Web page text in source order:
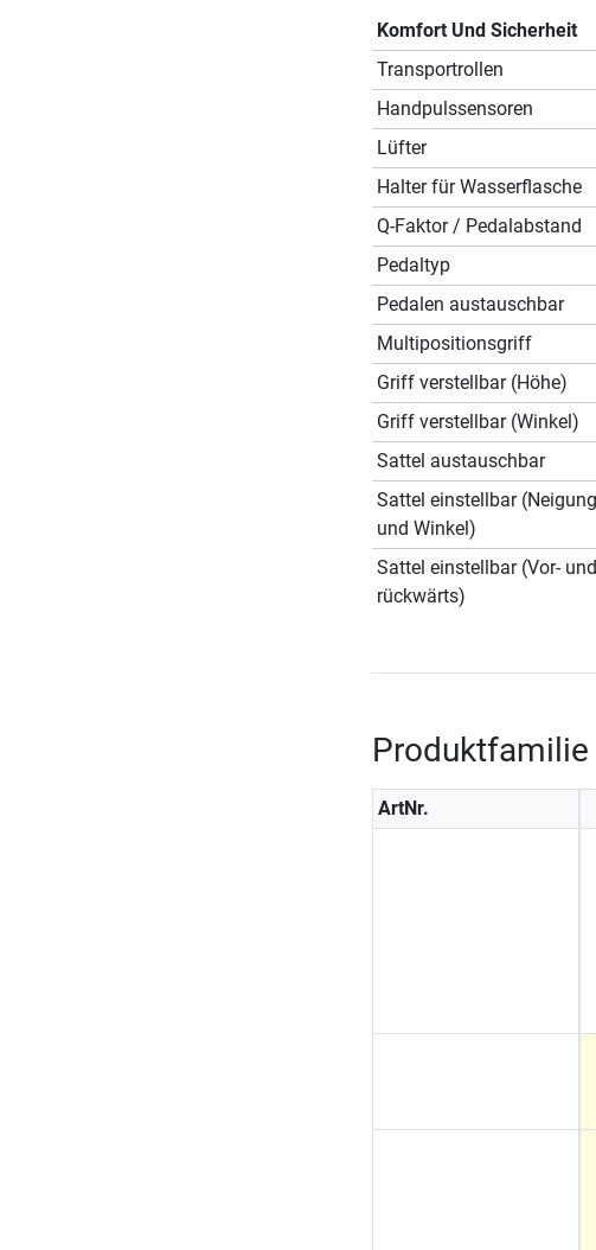
Komfort Und Sicherheit
Transportrollen
Handpulssensoren
Lüfter
Halter für Wasserflasche
Q-Faktor / Pedalabstand
Pedaltyp
Pedalen austauschbar
Multipositionsgriff
Griff verstellbar (Höhe)
Griff verstellbar (Winkel)
Sattel austauschbar
Sattel einstellbar (Neigung
und Winkel)
Sattel einstellbar (Vor- und
rückwärts)
Produktfamilie
ArtNr.